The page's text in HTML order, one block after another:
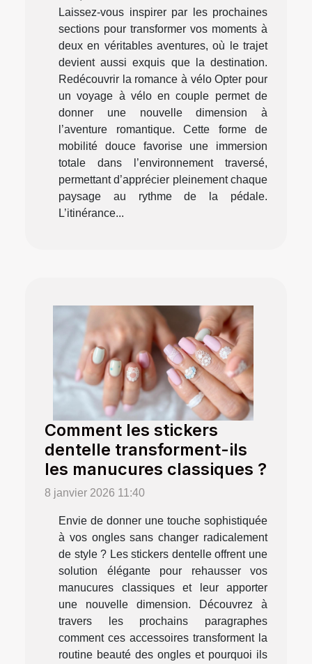
Laissez-vous inspirer par les prochaines
sections pour transformer vos moments à
deux en véritables aventures, où le trajet
devient aussi exquis que la destination.
Redécouvrir la romance à vélo Opter pour
un voyage à vélo en couple permet de
donner une nouvelle dimension à
l’aventure romantique. Cette forme de
mobilité douce favorise une immersion
totale dans l’environnement traversé,
permettant d’apprécier pleinement chaque
paysage au rythme de la pédale.
L’itinérance...
Comment les stickers
dentelle transforment-ils
les manucures classiques ?
8 janvier 2026 11:40
Envie de donner une touche sophistiquée
à vos ongles sans changer radicalement
de style ? Les stickers dentelle offrent une
solution élégante pour rehausser vos
manucures classiques et leur apporter
une nouvelle dimension. Découvrez à
travers les prochains paragraphes
comment ces accessoires transforment la
routine beauté des ongles et pourquoi ils